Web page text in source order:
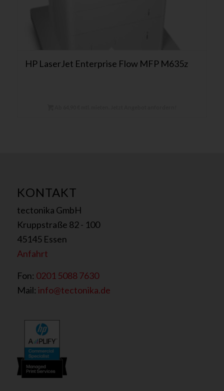
HP LaserJet Enterprise Flow MFP M635z
KONTAKT
tectonika GmbH
Kruppstraße 82 - 100
45145 Essen
Anfahrt
Fon: 0201 5088 7630
Mail: info@tectonika.de